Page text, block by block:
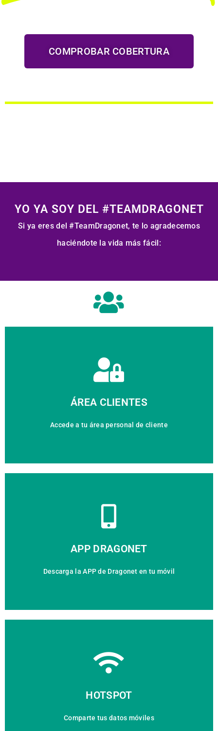
COMPROBAR COBERTURA
YO YA SOY DEL #TEAMDRAGONET
Si ya eres del #TeamDragonet, te lo agradecemos
haciéndote la vida más fácil:
ÁREA CLIENTES
Accede a tu área personal de cliente
APP DRAGONET
Descarga la APP de Dragonet en tu móvil
HOTSPOT
Comparte tus datos móviles